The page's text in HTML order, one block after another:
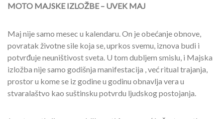
MOTO MAJSKE IZLOŽBE – UVEK MAJ
Maj nije samo mesec u kalendaru. On je obećanje obnove,
povratak životne sile koja se, uprkos svemu, iznova budi i
potvrđuje neuništivost sveta. U tom dubljem smislu, i Majska
izložba nije samo godišnja manifestacija , već ritual trajanja,
prostor u kome se iz godine u godinu obnavlja vera u
stvaralaštvo kao suštinsku potvrdu ljudskog postojanja.